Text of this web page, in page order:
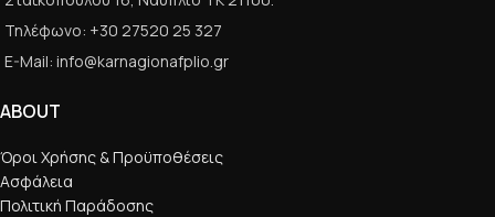
Τηλέφωνο: +30 27520 25 327
E-Mail: info@karnagionafplio.gr
ABOUT
Όροι Χρήσης & Προϋποθέσεις
Ασφάλεια
Πολιτική Παράδοσης